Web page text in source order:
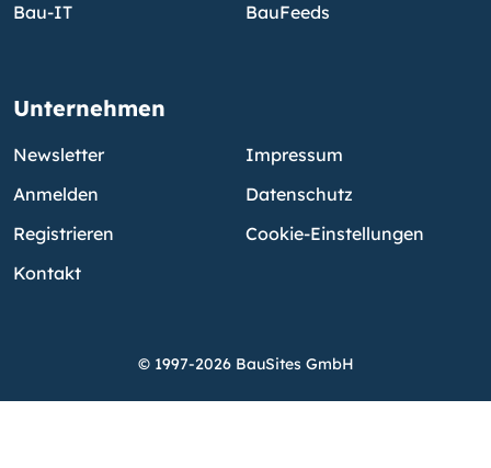
Bau-IT
BauFeeds
Unternehmen
Newsletter
Anmelden
Registrieren
Kontakt
Impressum
Datenschutz
Cookie-Einstellungen
© 1997-2026 BauSites GmbH